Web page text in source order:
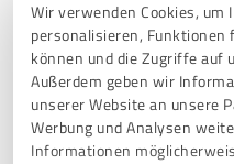
Wir verwenden Cookies, um
personalisieren, Funktionen
können und die Zugriffe auf
Außerdem geben wir
unserer Website an unsere
Werbung und Analysen
Informationen
5,00 von 5
SEHR GUT
Alles Top 👍